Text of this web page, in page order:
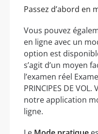
Passez d’abord en
Vous pouvez
en ligne avec un
option est
s’agit d’un moyen
l’examen réel
PRINCIPES DE
notre application
ligne.